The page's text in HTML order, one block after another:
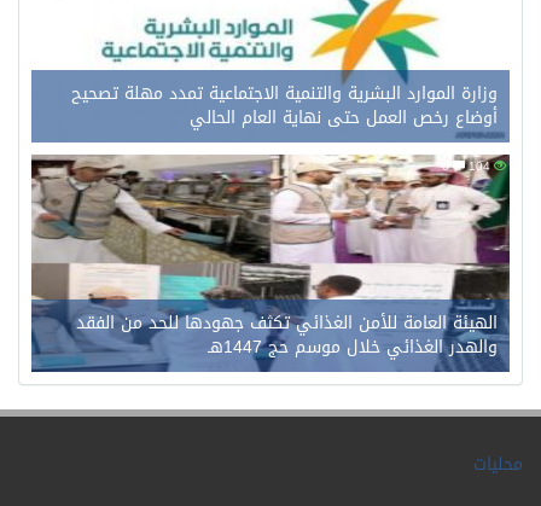
وزارة الموارد البشرية والتنمية الاجتماعية تمدد مهلة تصحيح
أوضاع رخص العمل حتى نهاية العام الحالي
104
0
الهيئة العامة للأمن الغذائي تكثف جهودها للحد من الفقد
والهدر الغذائي خلال موسم حج 1447هـ
محليات